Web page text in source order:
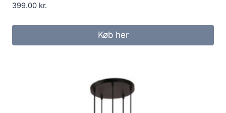
399.00 kr.
Køb her